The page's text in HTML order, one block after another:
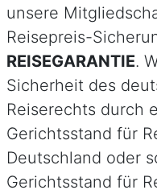
unsere
Reisepreis-
REISEGARANTIE.
Sicherheit des
Reiserechts durch
Gerichtsstand für
Deutschland oder
Gerichtsstand für